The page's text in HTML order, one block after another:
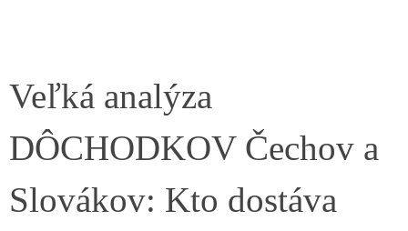
Veľká analýza
DÔCHODKOV Čechov a
Slovákov: Kto dostáva